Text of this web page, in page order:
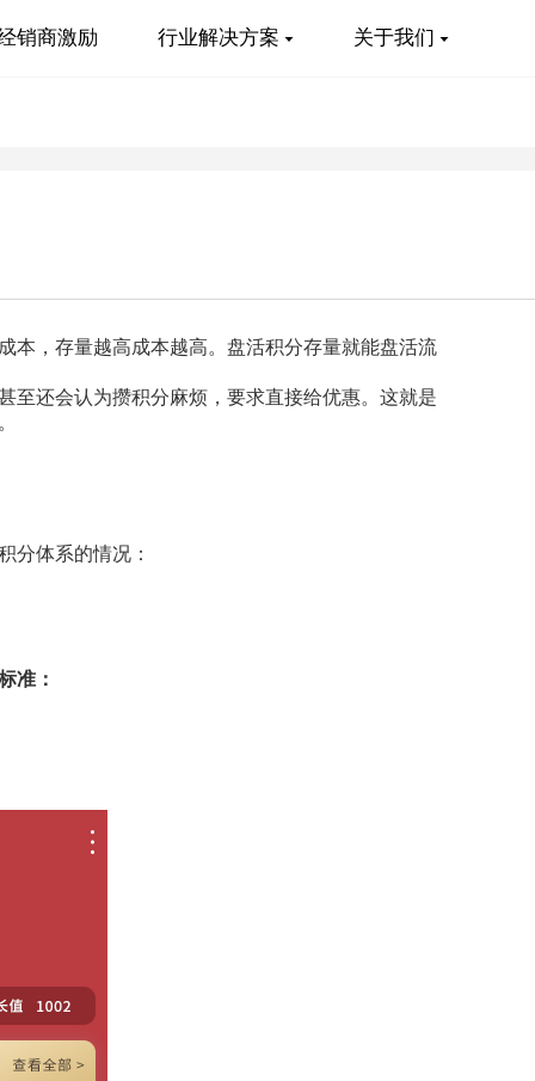
销商激励 行业解决方案 关于我们
本，存量越高成本越高。盘活积分存量就能盘活流
至还会认为攒积分麻烦，要求直接给优惠。这就是
分体系的情况：
准：